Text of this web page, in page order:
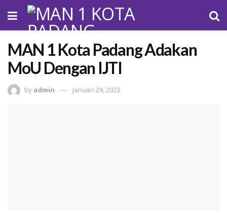
MAN 1 Kota Padang Adakan
MoU Dengan IJTI
by admin Januari 29, 2023